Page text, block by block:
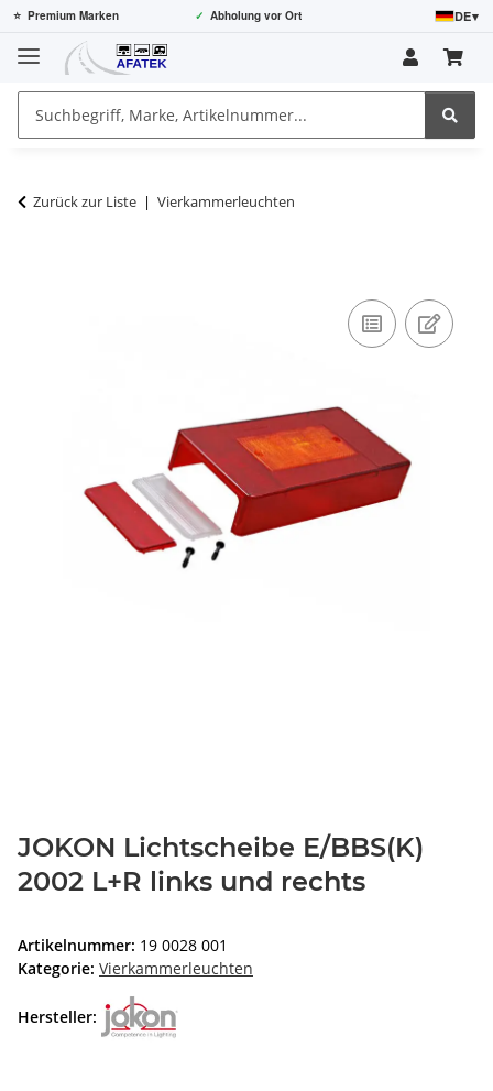
⭐ Premium Marken ✓ Abholung vor Ort DE▾
Zurück zur Liste Vierkammerleuchten
JOKON Lichtscheibe E/BBS(K)
2002 L+R links und rechts
Artikelnummer: 19 0028 001
Kategorie: Vierkammerleuchten
Hersteller: